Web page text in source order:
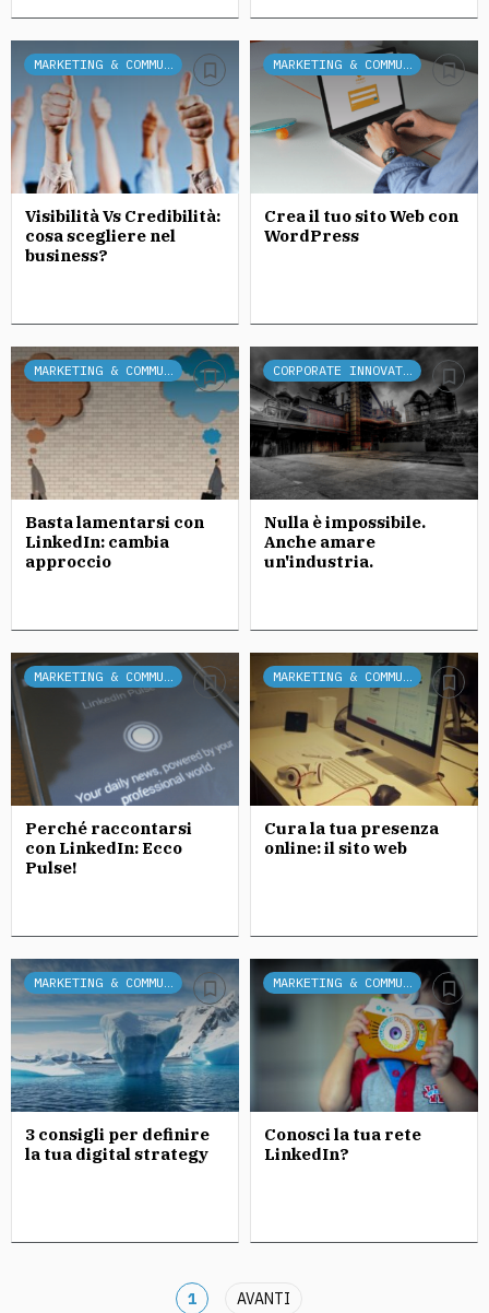
MARKETING & COMMUNICATION
Visibilità Vs Credibilità:
cosa scegliere nel
business?
MARKETING & COMMUNICATION
Crea il tuo sito Web con
WordPress
MARKETING & COMMUNICATION
Basta lamentarsi con
LinkedIn: cambia
approccio
CORPORATE INNOVATION
Nulla è impossibile.
Anche amare
un'industria.
MARKETING & COMMUNICATION
Perché raccontarsi
con LinkedIn: Ecco
Pulse!
MARKETING & COMMUNICATION
Cura la tua presenza
online: il sito web
MARKETING & COMMUNICATION
3 consigli per definire
la tua digital strategy
MARKETING & COMMUNICATION
Conosci la tua rete
LinkedIn?
1 AVANTI